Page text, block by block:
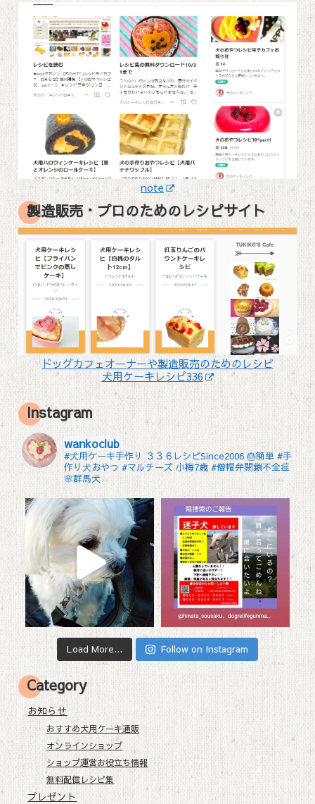
note
製造販売・プロのためのレシピサイト
ドッグカフェオーナーや製造販売のためのレシピ
犬用ケーキレシピ336
Instagram
wankoclub
#犬用ケーキ手作り ３３６レシピSince2006 🎂簡単 #手
作り犬おやつ#マルチーズ 小梅7歳 #僧帽弁閉鎖不全症
🌸群馬犬
Load More... Follow on Instagram
Category
お知らせ
おすすめ犬用ケーキ通販
オンラインショップ
ショップ運営お役立ち情報
無料配信レシピ集
プレゼント